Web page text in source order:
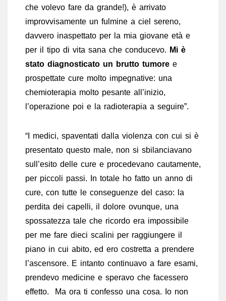
che volevo fare da grande!), è arrivato
improvvisamente un fulmine a ciel sereno,
davvero inaspettato per la mia giovane età e
per il tipo di vita sana che conducevo. Mi è
stato diagnosticato un brutto tumore e
prospettate cure molto impegnative: una
chemioterapia molto pesante all’inizio,
l’operazione poi e la radioterapia a seguire”.
“I medici, spaventati dalla violenza con cui si è
presentato questo male, non si sbilanciavano
sull’esito delle cure e procedevano cautamente,
per piccoli passi. In totale ho fatto un anno di
cure, con tutte le conseguenze del caso: la
perdita dei capelli, il dolore ovunque, una
spossatezza tale che ricordo era impossibile
per me fare dieci scalini per raggiungere il
piano in cui abito, ed ero costretta a prendere
l’ascensore. E intanto continuavo a fare esami,
prendevo medicine e speravo che facessero
effetto. Ma ora ti confesso una cosa. Io non